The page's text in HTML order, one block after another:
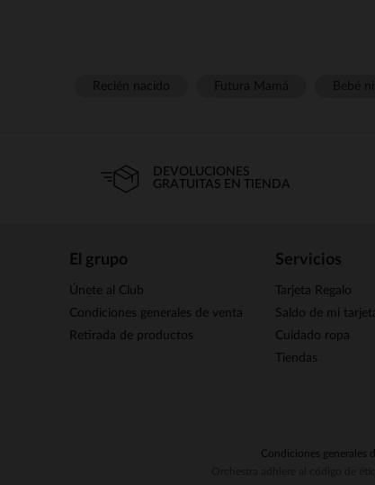
DEVOLUCIONES
GRATUITAS EN TIENDA
El grupo
Únete al Club
Condiciones generales de venta
Retirada de productos
Servicios
Tarjeta Regalo
Saldo de mi
Cuidado ropa
Tiendas
Condiciones generales